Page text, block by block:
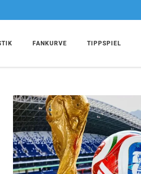
FANKURVE TIPPSPIEL